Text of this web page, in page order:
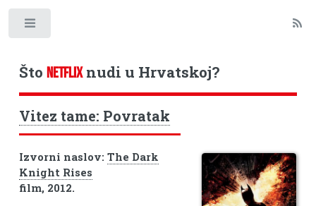
Što NETFLIXnudi u Hrvatskoj?
Vitez tame: Povratak
Izvorni naslov: The Dark
Knight Rises
film, 2012.